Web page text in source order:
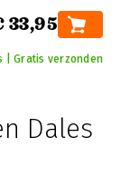
33,95
| Gratis verzonden
Dales